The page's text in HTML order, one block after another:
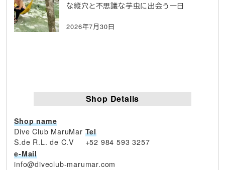
な縦穴と不思議な芋虫に出会う一日
2026年7月30日
Shop Details
Shop name
Dive Club MaruMar
S.de R.L. de C.V
Tel
+52 984 593 3257
e-Mail
info@diveclub-marumar.com